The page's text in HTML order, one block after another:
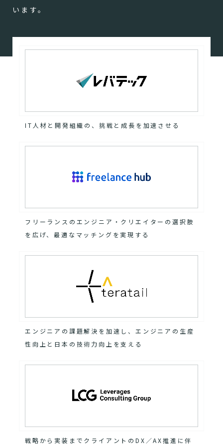
います。
IT人材と開発組織の、挑戦と成長を加速させる
フリーランスのエンジニア・クリエイターの選択肢
を広げ、最適なマッチングを実現する
エンジニアの課題解決を加速し、エンジニアの生産
性向上と日本の技術力向上を支える
戦略から実装までクライアントのDX／AX推進に伴